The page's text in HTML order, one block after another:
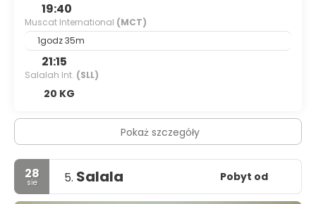
19:40
Muscat International (MCT)
1godz 35m
21:15
Salalah Int. (SLL)
20 KG
Pokaż szczegóły
28
sie 5. Salala Pobyt od